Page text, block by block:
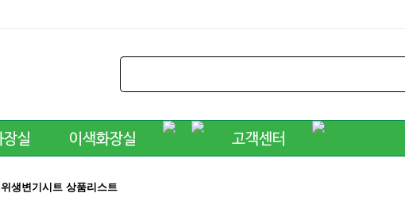
위생변기시트 상품리스트